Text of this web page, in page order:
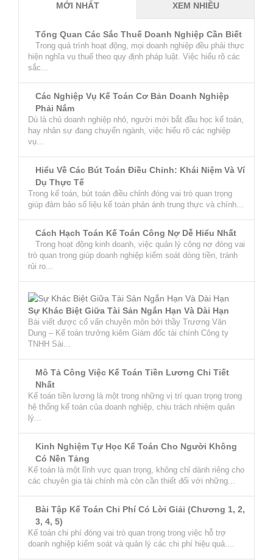
MỚI NHẤT XEM NHIỀU
Tổng Quan Các Sắc Thuế Doanh Nghiệp Cần Biết
Trong quá trình hoạt động, mọi doanh nghiệp đều phải thực
hiện nghĩa vụ thuế theo quy định pháp luật. Việc hiểu rõ các
sắc...
Các Nghiệp Vụ Kế Toán Cơ Bản Doanh Nghiệp
Phải Nắm
Dù là chủ doanh nghiệp nhỏ, người mới bắt đầu học kế toán,
hay nhân sự đang chuyển ngành, việc hiểu rõ các nghiệp
vụ...
Hiểu Về Các Bút Toán Điều Chỉnh: Khái Niệm Và Ví
Dụ Thực Tế
Trong kế toán, bút toán điều chỉnh đóng vai trò quan trọng
giúp đảm bảo số liệu kế toán phản ánh trung thực và chính...
Cách Hạch Toán Kế Toán Công Nợ Dễ Hiểu Nhất
Trong hoạt động kinh doanh, việc quản lý công nợ đóng vai
trò quan trọng giúp doanh nghiệp kiểm soát dòng tiền, tránh
rủi ro...
Sự Khác Biệt Giữa Tài Sản Ngắn Hạn Và Dài Hạn
Bài viết được cố vấn chuyên môn bởi thầy Trương Văn
Dung – Kế toán trưởng kiêm Giám đốc tài chính Công ty
TNHH Sài...
Mô Tả Công Việc Kế Toán Tiền Lương Chi Tiết
Nhất
Kế toán tiền lương là một trong những vị trí quan trọng trong
hệ thống kế toán của doanh nghiệp, chịu trách nhiệm quản
lý...
Kinh Nghiệm Tự Học Kế Toán Cho Người Không
Có Nền Tảng
Kế toán là một lĩnh vực quan trọng, không chỉ dành riêng cho
các chuyên gia tài chính mà còn cần thiết đối với những...
Bài Tập Kế Toán Chi Phí Có Lời Giải (Chương 1, 2,
3, 4, 5)
Kế toán chi phí đóng vai trò quan trọng trong việc hỗ trợ
doanh nghiệp kiểm soát và quản lý các chi phí hiệu quả....